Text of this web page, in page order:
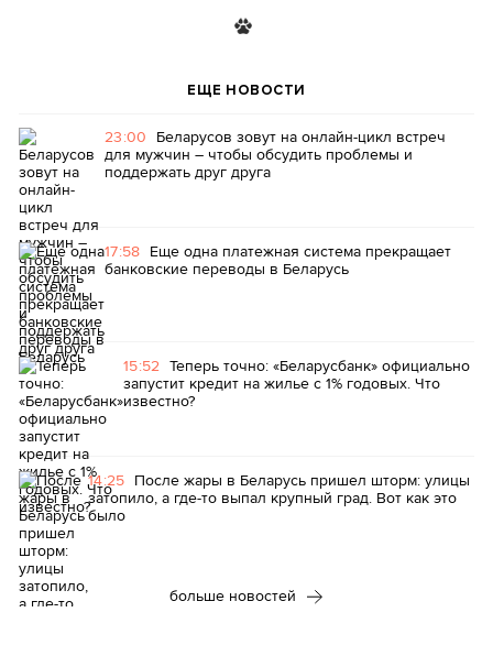
ЕЩЕ НОВОСТИ
23:00 Беларусов зовут на онлайн-цикл встреч
для мужчин – чтобы обсудить проблемы и
поддержать друг друга
17:58 Еще одна платежная система прекращает
банковские переводы в Беларусь
15:52 Теперь точно: «Беларусбанк» официально
запустит кредит на жилье с 1% годовых. Что
известно?
14:25 После жары в Беларусь пришел шторм: улицы
затопило, а где-то выпал крупный град. Вот как это
было
больше новостей